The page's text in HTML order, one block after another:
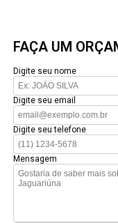
FAÇA UM
Digite seu nome
Digite seu email
Digite seu telefone
Mensagem